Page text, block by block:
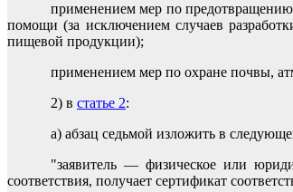
применением мер по предотвращению
помощи (за исключением случаев
пищевой продукции);
применением мер по охране почвы,
2) в статье 2:
а) абзац седьмой изложить в
"заявитель — физическое или
соответствия, получает сертификат